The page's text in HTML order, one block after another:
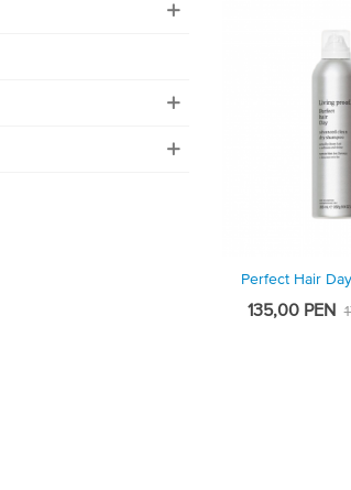
Vista Rápida
Perfect Hair
Clean Dry
135,00 PEN